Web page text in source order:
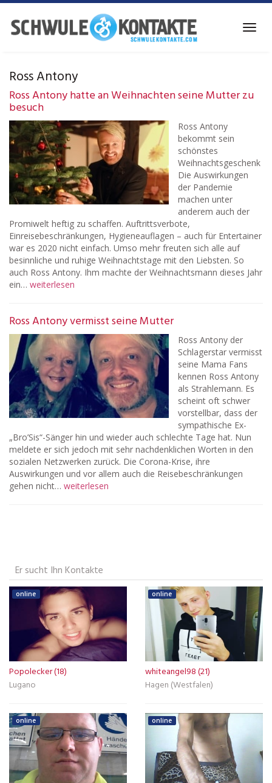
Skip
main
Ross Antony
Ross Antony hatte an Weihnachten seine Mutter zu
besuch
Ross Antony
bekommt sein
schönstes
Weihnachtsgeschenk
Die Auswirkungen
der Pandemie
machen unter
anderem auch der
Promiwelt heftig zu schaffen. Auftrittsverbote,
Einreisebeschränkungen, Hygieneauflagen – auch für Entertainer
war es 2020 nicht einfach. Umso mehr freuten sich alle auf
besinnliche und ruhige Weihnachtstage mit den Liebsten. So
auch Ross Antony. Ihm machte der Weihnachtsmann dieses Jahr
ein… weiterlesen
Ross Antony vermisst seine Mutter
Ross Antony der
Schlagerstar vermisst
seine Mama Fans
kennen Ross Antony
als Strahlemann. Es
scheint oft schwer
vorstellbar, dass der
sympathische Ex-
„Bro’Sis“-Sänger hin und wieder auch schlechte Tage hat. Nun
meldete er sich jedoch mit sehr nachdenklichen Worten in den
sozialen Netzwerken zurück. Die Corona-Krise, ihre
Auswirkungen und vor allem auch die Reisebeschränkungen
gehen nicht… weiterlesen
Er sucht Ihn Kontakte
online
Popolecker (18)
Lugano
online
whiteangel98 (21)
Hagen (Westfalen)
online online